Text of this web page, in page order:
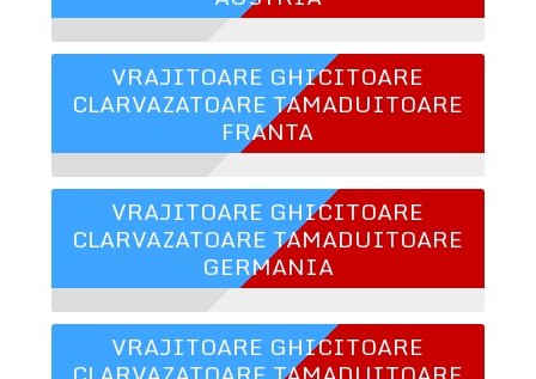
VRAJITOARE GHICITOARE
CLARVAZATOARE TAMADUITOARE
FRANTA
VRAJITOARE GHICITOARE
CLARVAZATOARE TAMADUITOARE
GERMANIA
VRAJITOARE GHICITOARE